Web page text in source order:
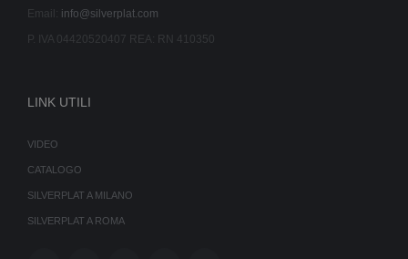
Email: info@silverplat.com
P. IVA 04420520407 REA: RN 410350
LINK UTILI
VIDEO
CATALOGO
SILVERPLAT A MILANO
SILVERPLAT A ROMA